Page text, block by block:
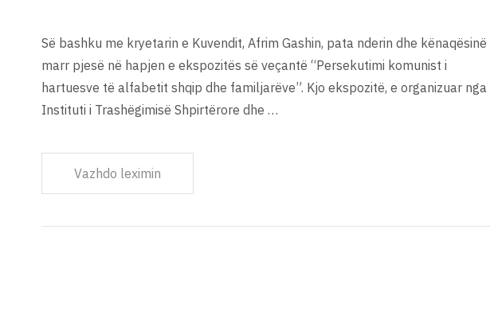
Së bashku me kryetarin e Kuvendit, Afrim Gashin, pata nderin dhe kënaqësinë
marr pjesë në hapjen e ekspozitës së veçantë “Persekutimi komunist i
hartuesve të alfabetit shqip dhe familjarëve”. Kjo ekspozitë, e organizuar nga
Instituti i Trashëgimisë Shpirtërore dhe …
Vazhdo leximin